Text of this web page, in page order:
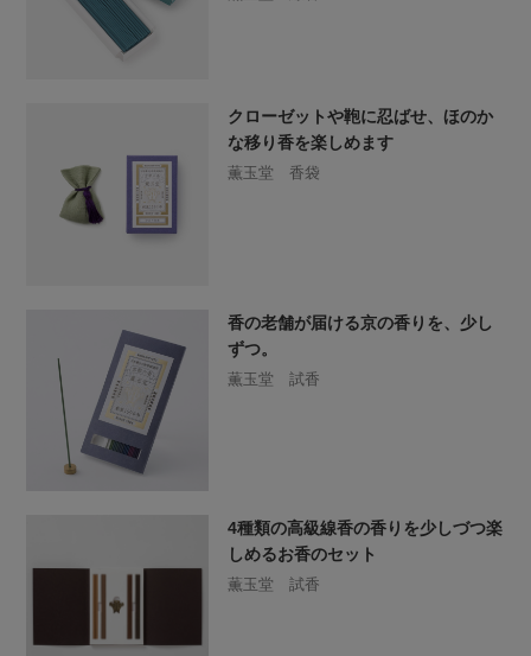
クローゼットや鞄に忍ばせ、ほのか
な移り香を楽しめます
薫玉堂 香袋
香の老舗が届ける京の香りを、少し
ずつ。
薫玉堂 試香
4種類の高級線香の香りを少しづつ楽
しめるお香のセット
薫玉堂 試香